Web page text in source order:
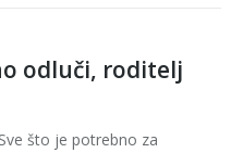
odluči, roditelj
što je potrebno za